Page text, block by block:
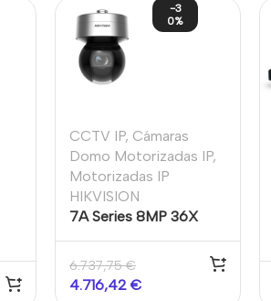
-3
0%
CCTV IP, Cámaras
Domo Motorizadas IP,
Motorizadas IP
HIKVISION
7A Series 8MP 36X
6.737,75€
4.716,42 €